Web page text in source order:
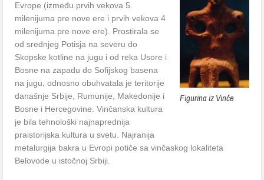
Figurina iz Vinče
Evrope (između prvih vekova 5.
milenijuma pre nove ere i prvih vekova 4
milenijuma pre nove ere). Prostirala se
od srednjeg Potisja na severu do
Skopske kotline na jugu i od reka Usore i
Bosne na zapadu do Sofijskog basena
na jugu, odnosno obuhvatala je teritorije
današnje Srbije, Rumunije, Makedonije i
Bosne i Hercegovine. Vinčanska kultura
je bila tehnološki najnaprednija
praistorijska kultura u svetu. Najranija
metalurgija bakra u Evropi potiče sa vinčaskog lokaliteta
Belovode u istočnoj Srbiji.